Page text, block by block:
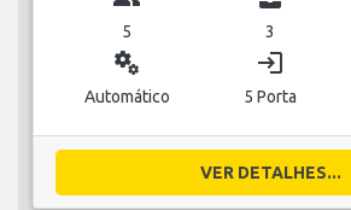
5 3
miscellaneous_services
Automático
login
5 Porta
VER DETALHES...